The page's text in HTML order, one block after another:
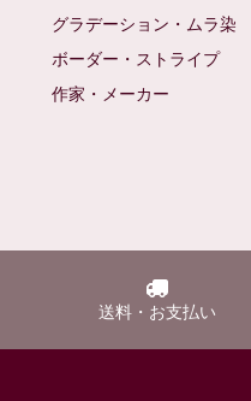
グラデーション・ムラ染
ボーダー・ストライプ
作家・メーカー
送料・お支払い